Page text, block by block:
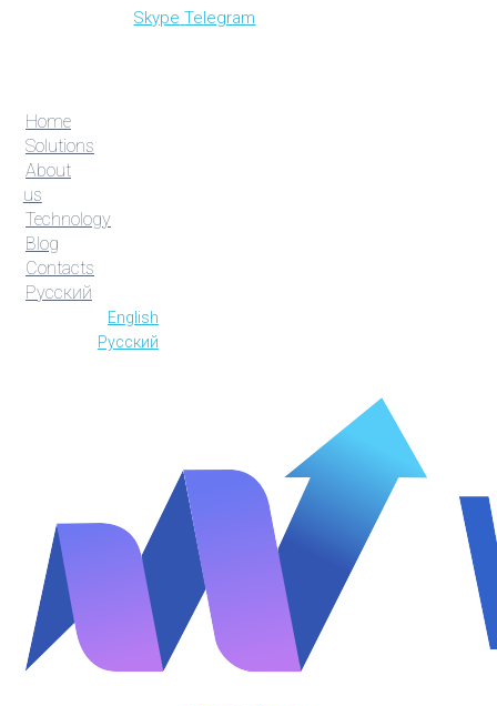
Skype Telegram
Home
Solutions
About
us
Technology
Blog
Contacts
Русский
English
Русский